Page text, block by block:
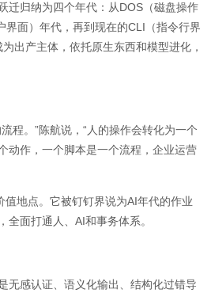
归纳为四个年代：从DOS（磁盘操作
界面）年代，再到现在的CLI（指令行界
出产主体，依托原生东西和模型进化，
。”陈航说，“人的操作会转化为一个
动作，一个脚本是一个流程，企业运营
地点。它被钉钉界说为AI年代的作业
全面打通人、AI和事务体系。
感认证、语义化输出、结构化过错导